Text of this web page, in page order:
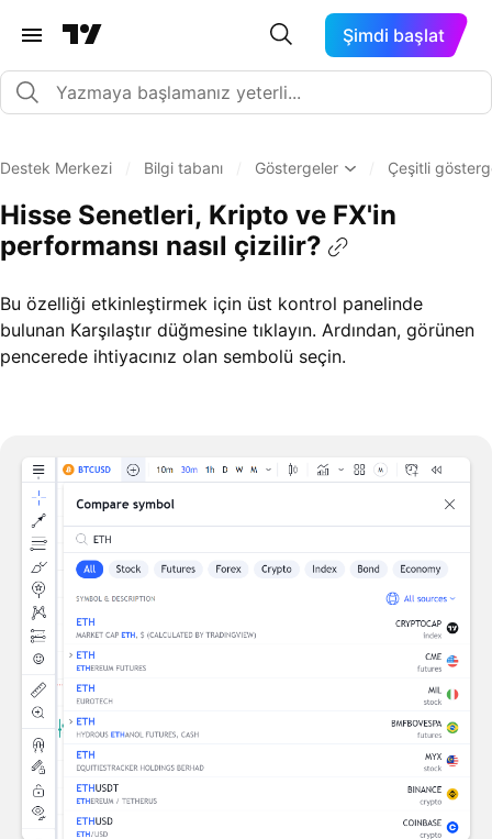
Şimdi başlat
Destek Merkezi Bilgi tabanı Göstergeler Çeşitli
Hisse Senetleri, Kripto ve FX'in
performansı nasıl çizilir?
Bu özelliği etkinleştirmek için üst kontrol panelinde
bulunan Karşılaştır düğmesine tıklayın. Ardından, görünen
pencerede ihtiyacınız olan sembolü seçin.